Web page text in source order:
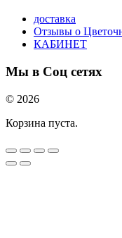
доставка
Отзывы о
КАБИНЕТ
Мы в Соц сетях
© 2026
Корзина пуста.